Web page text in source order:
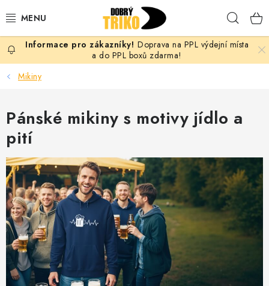
na
PRO ŽENY
PRO MUŽE
PRO DĚTI
DOPLŇKY
PRO PÁRY
VLASTNÍ MOTIV
TRIČKA
MIKINY
Doprava na PPL výdejní místa
a do PPL boxů zdarma!
Mikiny
Pánské mikiny s motivy jídlo a
pití